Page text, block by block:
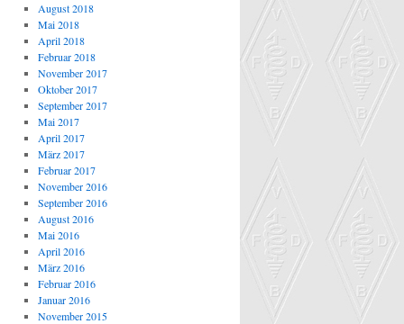
August 2018
Mai 2018
April 2018
Februar 2018
November 2017
Oktober 2017
September 2017
Mai 2017
April 2017
März 2017
Februar 2017
November 2016
September 2016
August 2016
Mai 2016
April 2016
März 2016
Februar 2016
Januar 2016
November 2015